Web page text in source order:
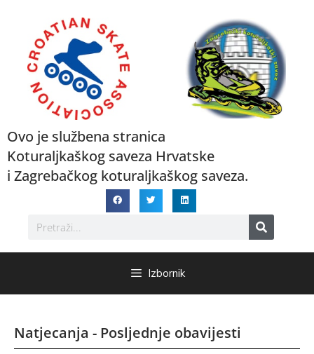
Ovo je službena stranica
Koturaljkaškog saveza Hrvatske
i Zagrebačkog koturaljkaškog saveza.
Izbornik
Natjecanja - Posljednje obavijesti